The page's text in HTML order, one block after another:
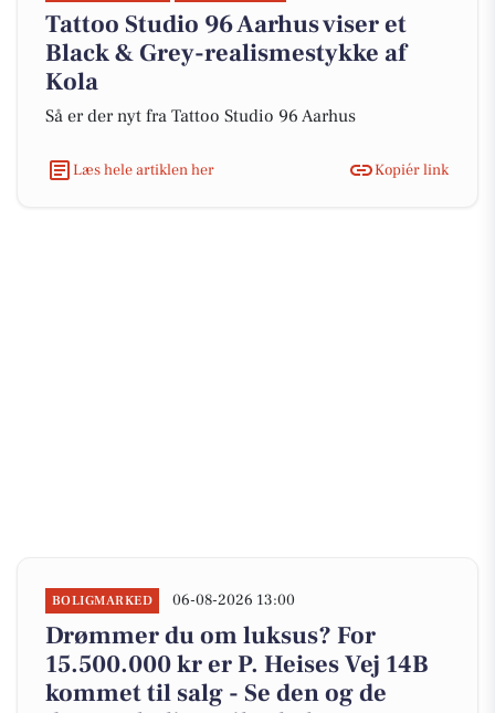
Tattoo Studio 96 Aarhus viser et
Black & Grey-realismestykke af
Kola
Så er der nyt fra Tattoo Studio 96 Aarhus
Læs hele artiklen her Kopiér link
BOLIGMARKED 06-08-2026 13:00
Drømmer du om luksus? For
15.500.000 kr er P. Heises Vej 14B
kommet til salg - Se den og de